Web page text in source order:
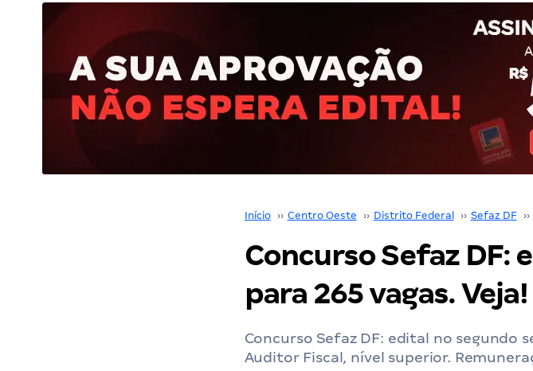
Início ›› Centro Oeste ›› Distrito Federal ›› Sefaz DF ››
Concurso Sefaz DF:
para 265 vagas. Veja!
Concurso Sefaz DF: edital no segundo
Auditor Fiscal, nível superior.